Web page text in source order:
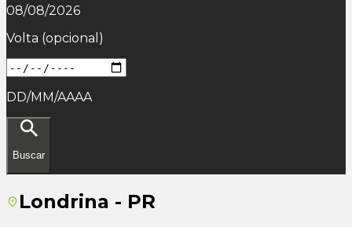
08/08/2026
Volta (opcional)
DD/MM/AAAA
Buscar
Londrina - PR